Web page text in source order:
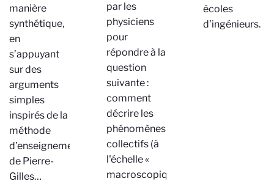
manière
synthétique,
en
s’appuyant
sur des
arguments
simples
inspirés de la
méthode
d’enseignement
de Pierre-
Gilles…
par les
physiciens
pour
répondre à la
question
suivante :
comment
décrire les
phénomènes
collectifs (à
l'échelle «
macroscopique…
écoles
d’ingénieurs.